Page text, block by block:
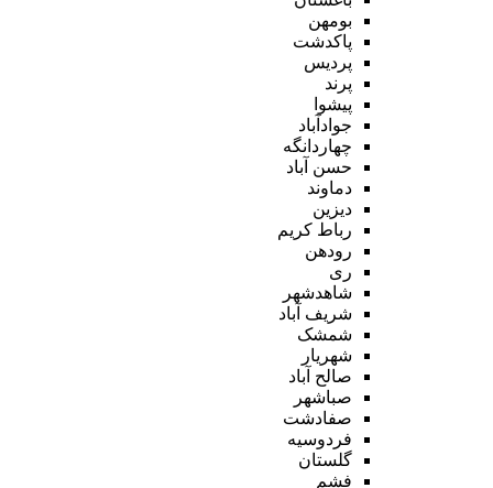
بومهن
پاکدشت
پردیس
پرند
پیشوا
جوادآباد
چهاردانگه
حسن آباد
دماوند
دیزین
رباط کریم
رودهن
ری
شاهدشهر
شریف آباد
شمشک
شهریار
صالح آباد
صباشهر
صفادشت
فردوسیه
گلستان
فشم